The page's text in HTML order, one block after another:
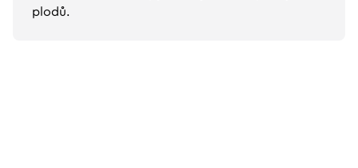
plodů.